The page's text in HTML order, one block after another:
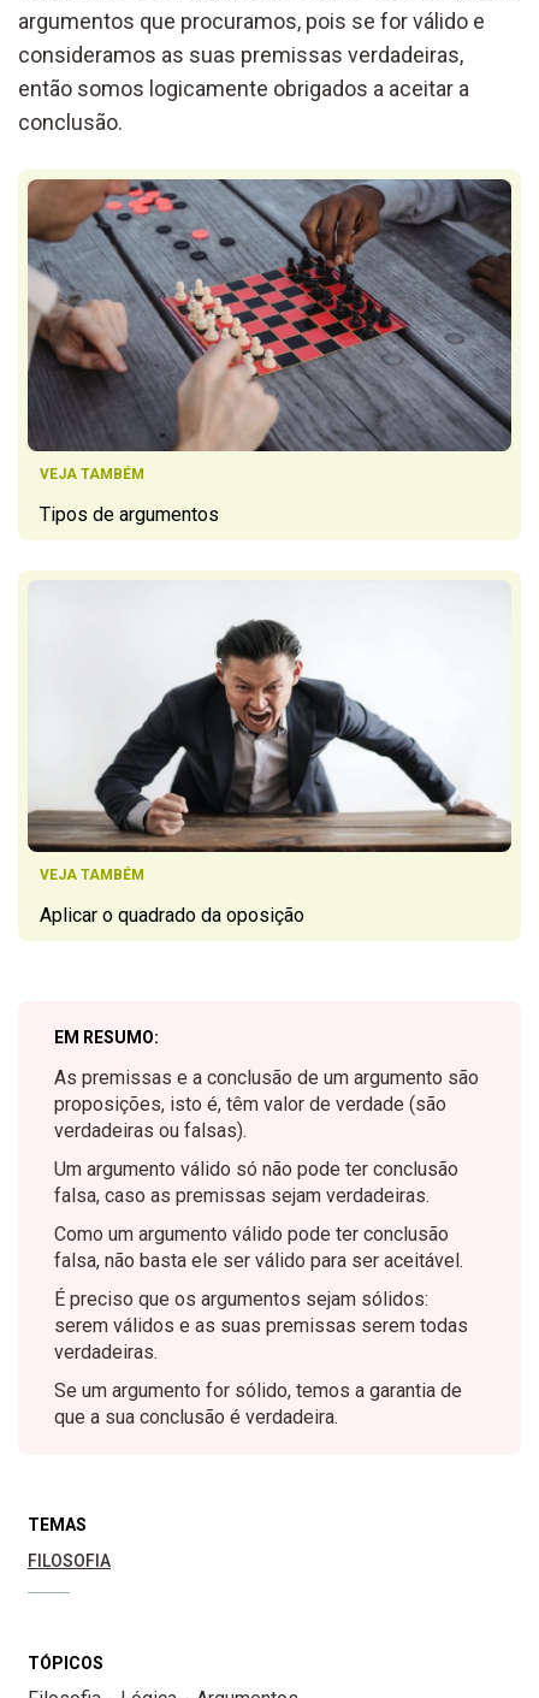
argumentos que procuramos, pois se for válido e
consideramos as suas premissas verdadeiras,
então somos logicamente obrigados a aceitar a
conclusão.
VEJA TAMBÉM
Tipos de argumentos
VEJA TAMBÉM
Aplicar o quadrado da oposição
EM RESUMO:
As premissas e a conclusão de um argumento são
proposições, isto é, têm valor de verdade (são
verdadeiras ou falsas).
Um argumento válido só não pode ter conclusão
falsa, caso as premissas sejam verdadeiras.
Como um argumento válido pode ter conclusão
falsa, não basta ele ser válido para ser aceitável.
É preciso que os argumentos sejam sólidos:
serem válidos e as suas premissas serem todas
verdadeiras.
Se um argumento for sólido, temos a garantia de
que a sua conclusão é verdadeira.
TEMAS
FILOSOFIA
TÓPICOS